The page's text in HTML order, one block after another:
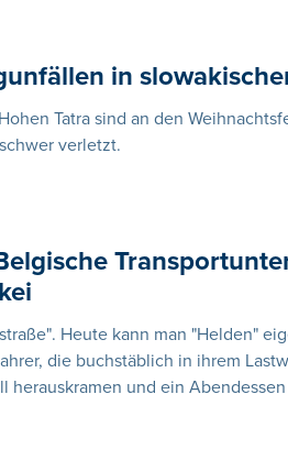
in
Tatra sind an den
verletzt.
Heute kann man "Helden"
die buchstäblich in ihrem
herauskramen und ein